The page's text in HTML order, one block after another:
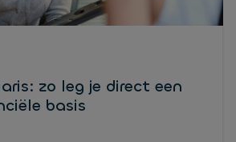
zo leg je direct een
basis